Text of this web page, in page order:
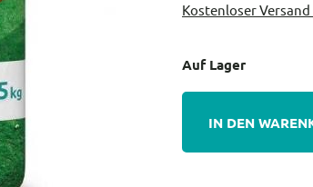
Kostenloser
Auf Lager
IN DEN